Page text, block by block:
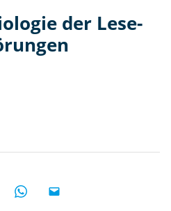
der Lese-